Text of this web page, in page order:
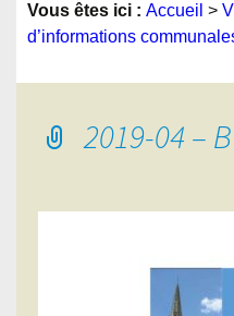
Vous êtes ici : Accueil >
d’informations
2019-04 –